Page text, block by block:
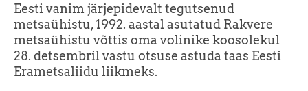
Eesti vanim järjepidevalt tegutsenud
metsaühistu, 1992. aastal asutatud Rakvere
metsaühistu võttis oma volinike koosolekul
28. detsembril vastu otsuse astuda taas Eesti
Erametsaliidu liikmeks.